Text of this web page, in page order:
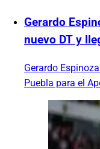
Gerardo
nuevo DT y
Gerardo
Puebla para el